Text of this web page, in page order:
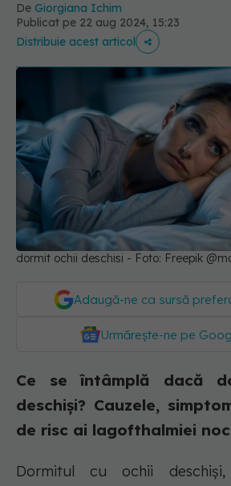
De Giorgiana Ichim
Publicat pe 22 aug 2024, 15:23
Distribuie acest articol
dormit ochii deschisi - Foto: Freepik
Adaugă-ne ca sursă
Urmărește-ne pe
Ce se întâmplă dacă
deschiși? Cauzele,
de risc ai lagofthalmiei
Dormitul cu ochii